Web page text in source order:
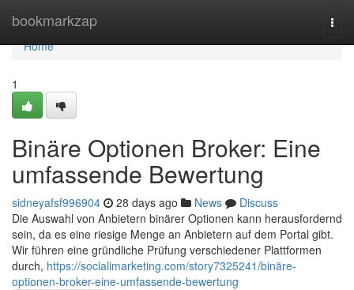
bookmarkzap
Home
Home
1
Binäre Optionen Broker: Eine
umfassende Bewertung
sidneyafsf996904 28 days ago News
Discuss
Die Auswahl von Anbietern binärer Optionen kann herausfordernd
sein, da es eine riesige Menge an Anbietern auf dem Portal gibt.
Wir führen eine gründliche Prüfung verschiedener Plattformen
durch, https://socialimarketing.com/story7325241/binäre-
optionen-broker-eine-umfassende-bewertung